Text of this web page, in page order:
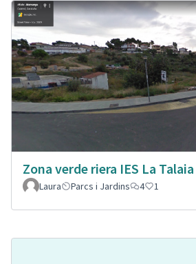
Zona verde riera IES La Talaia
Laura
Parcs i Jardins 4 1